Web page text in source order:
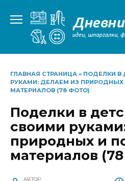
содержанию
ГЛАВНАЯ СТРАНИЦА » ПОДЕЛКИ В
РУКАМИ: ДЕЛАЕМ ИЗ
МАТЕРИАЛОВ (78 ФОТО)
Поделки в
своими
природных и
материалов
АВТОР